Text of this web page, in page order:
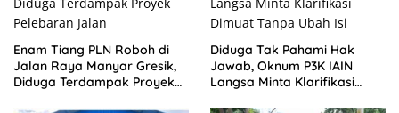
Enam Tiang PLN Roboh di
Jalan Raya Manyar Gresik,
Diduga Terdampak Proyek
Diduga Tak Pahami Hak
Jawab, Oknum P3K IAIN
Langsa Minta Klarifikasi